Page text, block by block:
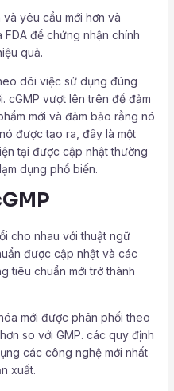
yêu cầu mới hơn và
FDA để chứng nhận chính
quả.
dõi việc sử dụng đúng
cGMP vượt lên trên để đảm
mới và đảm bảo rằng nó
được tạo ra, đây là một
tại được cập nhật thường
dụng phổ biến.
cho nhau với thuật ngữ
được cập nhật và các
tiêu chuẩn mới trở thành
mới được phân phối theo
so với GMP. các quy định
các công nghệ mới nhất
xuất.